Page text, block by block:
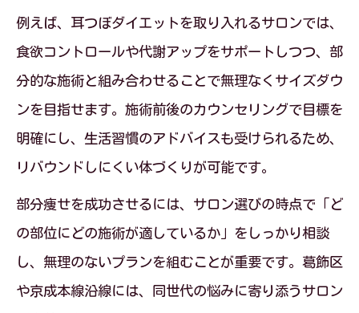
例えば、耳つぼダイエットを取り入れるサロンでは、
食欲コントロールや代謝アップをサポートしつつ、部
分的な施術と組み合わせることで無理なくサイズダウ
ンを目指せます。施術前後のカウンセリングで目標を
明確にし、生活習慣のアドバイスも受けられるため、
リバウンドしにくい体づくりが可能です。
部分痩せを成功させるには、サロン選びの時点で「ど
の部位にどの施術が適しているか」をしっかり相談
し、無理のないプランを組むことが重要です。葛飾区
や京成本線沿線には、同世代の悩みに寄り添うサロン